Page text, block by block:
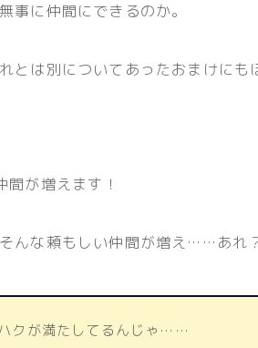
に仲間にできるのか。
は別についてあったおまけにも
が増えます！
んな頼もしい仲間が増え……あれ
クが満たしてるんじゃ……